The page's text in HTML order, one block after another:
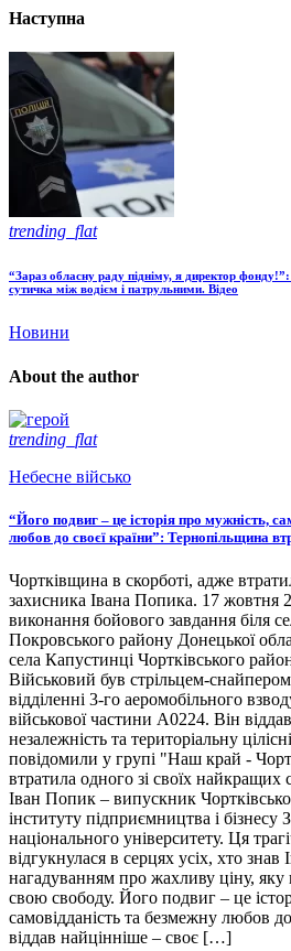
Наступна
trending_flat
“Зараз обласну раду підніму, я директор фонду!”:
сутичка між водієм і патрульними. Відео
Новини
About the author
trending_flat
Небесне військо
“Його подвиг – це історія про мужність,
любов до своєї країни”: Тернопільщина
Чортківщина в скорботі, адже
захисника Івана Попика. 17 жовтня
виконання бойового завдання біля
Покровського району Донецької
села Капустинці Чортківського
Військовий був стрільцем-
відділенні 3-го аеромобільного
військової частини А0224. Він
незалежність та територіальну
повідомили у групі "Наш край -
втратила одного зі своїх найкращих
Іван Попик – випускник
інституту підприємництва і бізнесу
національного університету. Ця
відгукнулася в серцях усіх, хто знав
нагадуванням про жахливу ціну, яку
свою свободу. Його подвиг – це
самовідданість та безмежну любов
віддав найцінніше – своє […]